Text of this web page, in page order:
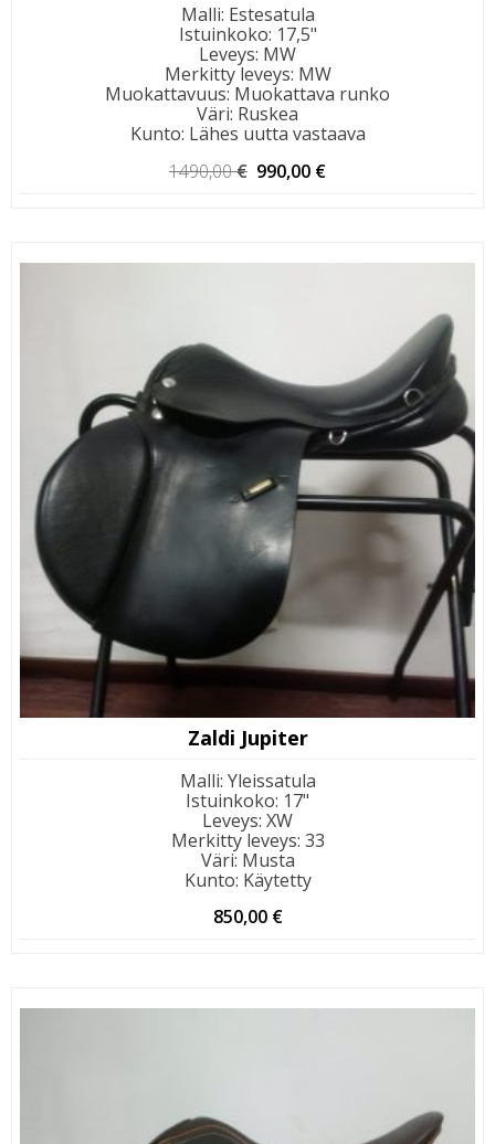
Malli: Estesatula
Istuinkoko: 17,5"
Leveys: MW
Merkitty leveys: MW
Muokattavuus: Muokattava runko
Väri: Ruskea
Kunto: Lähes uutta vastaava
1490,00€ Alkuperäinen
990,00 €
Zaldi Jupiter
Malli: Yleissatula
Istuinkoko: 17"
Leveys: XW
Merkitty leveys: 33
Väri: Musta
Kunto: Käytetty
850,00 €